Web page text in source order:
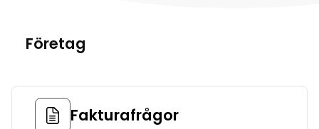
Företag
Fakturafrågor